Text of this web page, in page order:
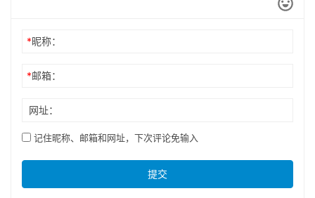
*昵称：
*邮箱：
网址：
记住昵称、邮箱和网址，下次评论免输入
提交